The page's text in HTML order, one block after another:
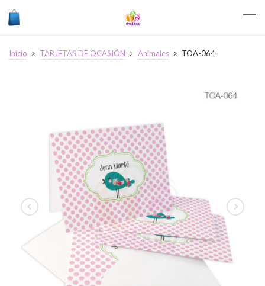
Inicio TARJETAS DE OCASIÓN Animales TOA-064